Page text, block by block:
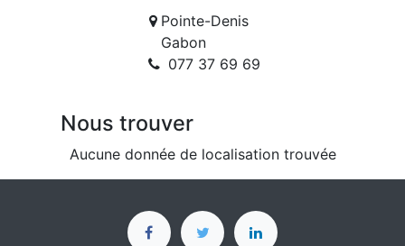
Pointe-Denis
Gabon
077 37 69 69
Nous trouver
Aucune donnée de localisation trouvée